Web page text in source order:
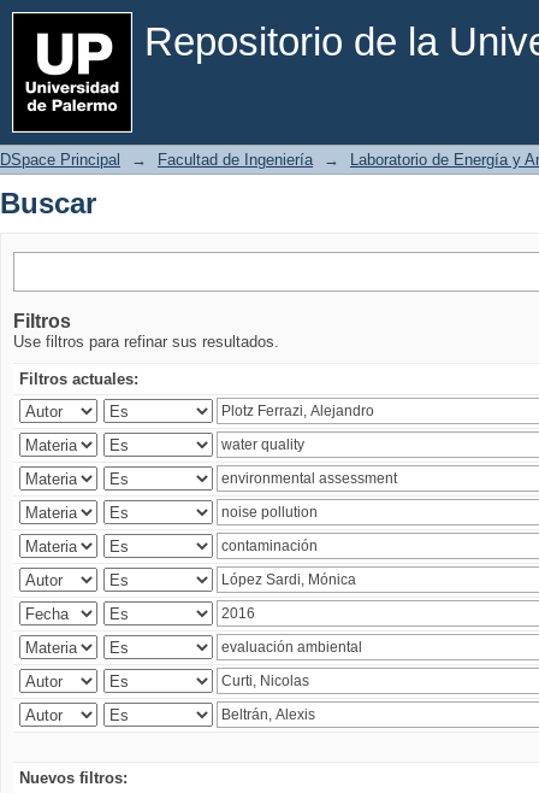
Repositorio de la
Buscar
DSpace Principal → Facultad de Ingeniería → Laboratorio de Energía y
Buscar
Filtros
Use filtros para refinar sus resultados.
Filtros actuales:
Nuevos filtros: